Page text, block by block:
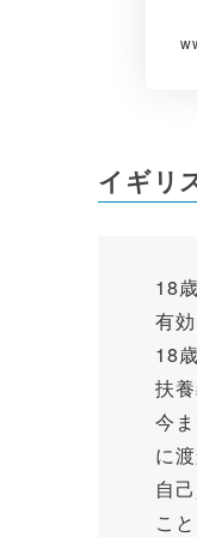
イギリ
18
有
18
扶
今
に
自
こと